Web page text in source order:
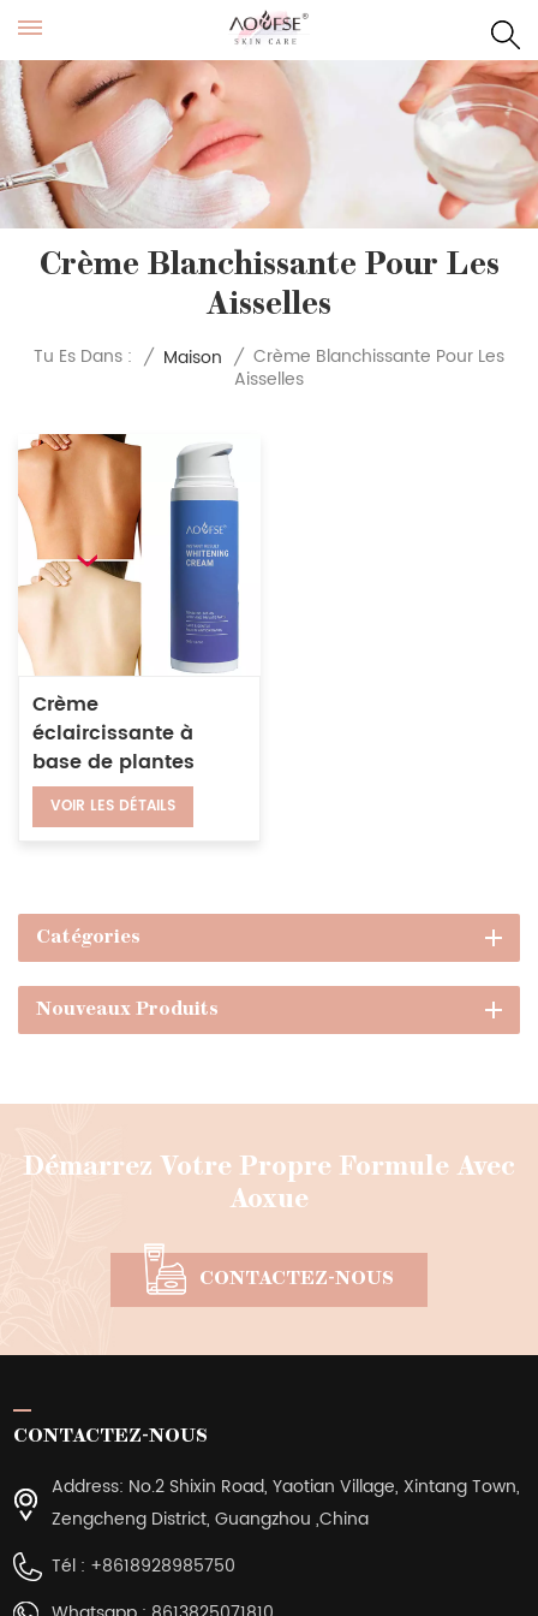
Crème Blanchissante Pour Les
Aisselles
Tu Es Dans : / Maison / Crème Blanchissante Pour Les
Aisselles
Crème
éclaircissante à
base de plantes
naturelles,
ingrédients de
le visage, les
aisselles et le corps
VOIR LES DÉTAILS
Catégories
Nouveaux Produits
Démarrez Votre Propre Formule Avec
Aoxue
CONTACTEZ-NOUS
CONTACTEZ-NOUS
Address: No.2 Shixin Road, Yaotian Village, Xintang Town,
Zengcheng District, Guangzhou ,China
Tél : +8618928985750